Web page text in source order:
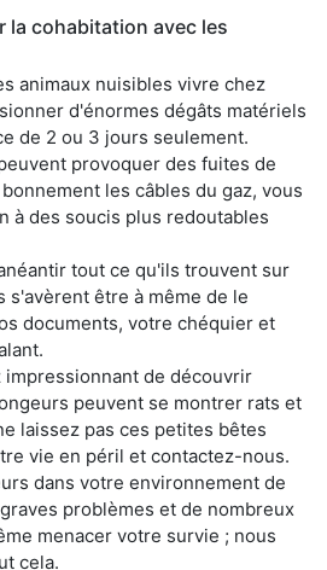
la cohabitation avec les
animaux nuisibles vivre chez
d'énormes dégâts matériels
de 2 ou 3 jours seulement.
provoquer des fuites de
les câbles du gaz, vous
à des soucis plus redoutables
tout ce qu'ils trouvent sur
s'avèrent être à même de le
documents, votre chéquier et
impressionnant de découvrir
peuvent se montrer rats et
laissez pas ces petites bêtes
vie en péril et contactez-nous.
dans votre environnement de
problèmes et de nombreux
menacer votre survie ; nous
cela.